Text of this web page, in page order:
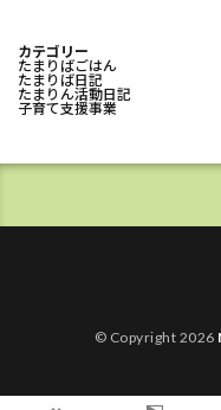
カテゴリー
たまりばごはん
たまりば日記
たまりん活動日記
子育て支援事業
© Copyright 2026